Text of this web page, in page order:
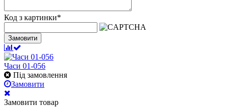
Код з картинки*
Замовити
Часи 01-056
Під замовлення
Замовити
Замовити товар